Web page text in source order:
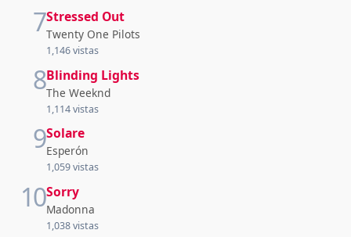
7Stressed Out
Twenty One Pilots
1,146 vistas
8Blinding Lights
The Weeknd
1,114 vistas
9Solare
Esperón
1,059 vistas
10Sorry
Madonna
1,038 vistas